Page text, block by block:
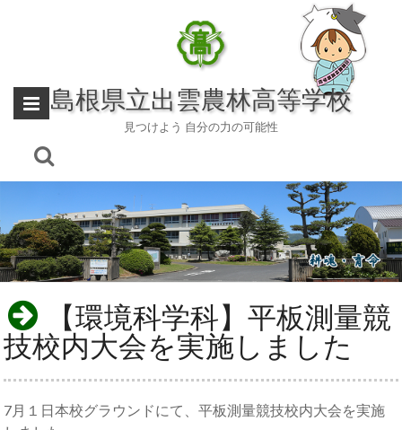
島根県立出雲農林高等学校
見つけよう 自分の力の可能性
【環境科学科】平板測量競
技校内大会を実施しました
7月１日本校グラウンドにて、平板測量競技校内大会を実施